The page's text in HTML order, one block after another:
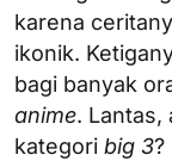
karena
ikonik.
bagi banyak
anime. Lantas,
kategori big 3?